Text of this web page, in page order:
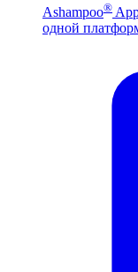
Ashampoo®
одной